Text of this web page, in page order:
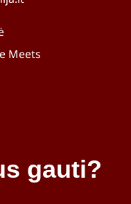
Meets
gauti?